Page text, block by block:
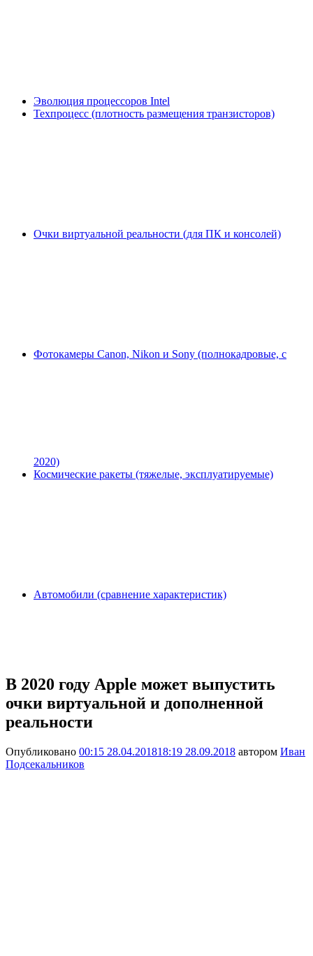
Эволюция процессоров Intel
Техпроцесс (плотность размещения транзисторов)
Очки виртуальной реальности (для ПК и консолей)
Фотокамеры Canon, Nikon и Sony (полнокадровые, с
2020)
Космические ракеты (тяжелые, эксплуатируемые)
Автомобили (сравнение характеристик)
В 2020 году Apple может выпустить
очки виртуальной и дополненной
реальности
Опубликовано 00:15 28.04.201818:19 28.09.2018 автором Иван
Подсекальников